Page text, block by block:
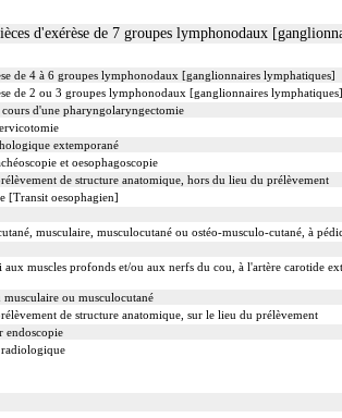
d'exérèse de 7 groupes lymphonodaux
de 4 à 6 groupes lymphonodaux [ganglionnaires lymphatiques]
de 2 ou 3 groupes lymphonodaux [ganglionnaires lymphatiques]
d'une pharyngolaryngectomie
extemporané
et oesophagoscopie
de structure anatomique, hors du lieu du prélèvement
[Transit oesophagien]
musculaire, musculocutané ou ostéo-musculo-cutané, à
muscles profonds et/ou aux nerfs du cou, à l'artère carotide
musculaire ou musculocutané
de structure anatomique, sur le lieu du prélèvement
endoscopie
radiologique